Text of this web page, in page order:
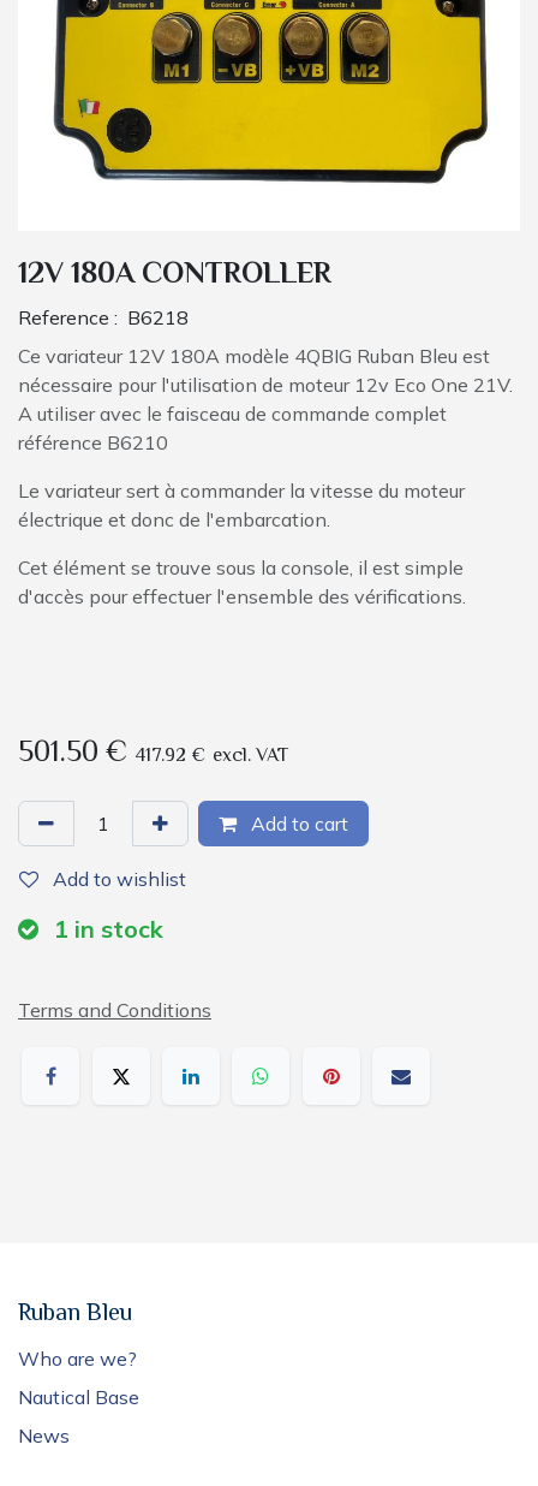
12V 180A CONTROLLER
Reference : B6218
Ce variateur 12V 180A modèle 4QBIG Ruban Bleu est
nécessaire pour l'utilisation de moteur 12v Eco One 21V.
A utiliser avec le faisceau de commande complet
référence B6210
Le variateur sert à commander la vitesse du moteur
électrique et donc de l'embarcation.
Cet élément se trouve sous la console, il est simple
d'accès pour effectuer l'ensemble des vérifications.
501.50€ 417.92 € excl. VAT
Add to cart
Add to wishlist
1 in stock
Terms and Conditions
Ruban Bleu
Who are we?
Nautical Base
News